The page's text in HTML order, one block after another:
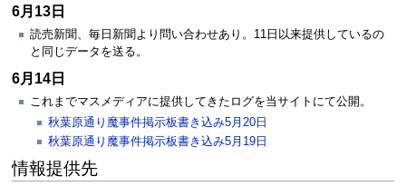
6月13日
読売新聞、毎日新聞より問い合わせあり。11日以来提供しているの
と同じデータを送る。
6月14日
これまでマスメディアに提供してきたログを当サイトにて公開。
秋葉原通り魔事件掲示板書き込み5月20日
秋葉原通り魔事件掲示板書き込み5月19日
情報提供先